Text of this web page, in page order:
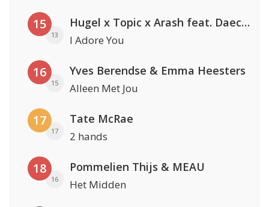
15
13
Hugel x Topic x Arash feat. Daecolm
I Adore You
16
15
Yves Berendse & Emma Heesters
Alleen Met Jou
17
17
Tate McRae
2 hands
18
16
Pommelien Thijs & MEAU
Het Midden